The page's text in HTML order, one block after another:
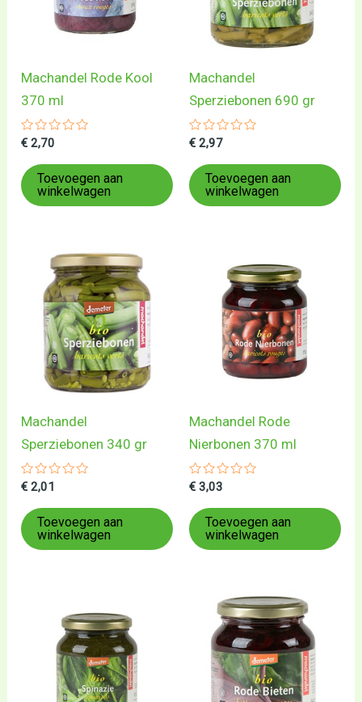
Machandel Rode Kool
370 ml
Gewaardeerd
uit
5
€ 2,70
Toevoegen aan
winkelwagen
Machandel
Sperziebonen 690 gr
Gewaardeerd
uit
5
€ 2,97
Toevoegen aan
winkelwagen
Machandel
Sperziebonen 340 gr
Gewaardeerd
uit
5
€ 2,01
Toevoegen aan
winkelwagen
Machandel Rode
Nierbonen 370 ml
Gewaardeerd
uit
5
€ 3,03
Toevoegen aan
winkelwagen